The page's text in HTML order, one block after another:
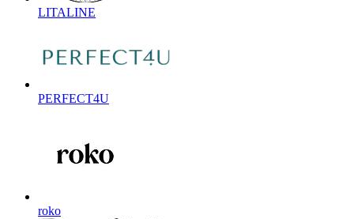
LITALINE
PERFECT4U
roko